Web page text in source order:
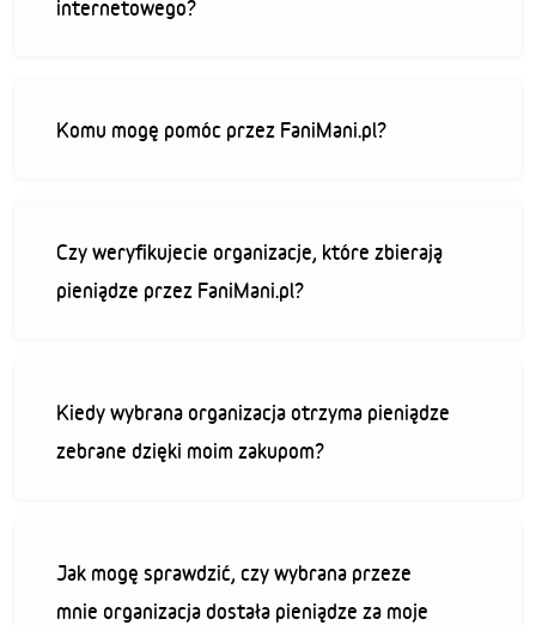
internetowego?
Komu mogę pomóc przez FaniMani.pl?
Czy weryfikujecie organizacje, które zbierają
pieniądze przez FaniMani.pl?
Kiedy wybrana organizacja otrzyma pieniądze
zebrane dzięki moim zakupom?
Jak mogę sprawdzić, czy wybrana przeze
mnie organizacja dostała pieniądze za moje